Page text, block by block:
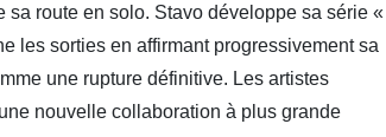
route en solo. Stavo développe sa série «
les sorties en affirmant progressivement sa
une rupture définitive. Les artistes
nouvelle collaboration à plus grande